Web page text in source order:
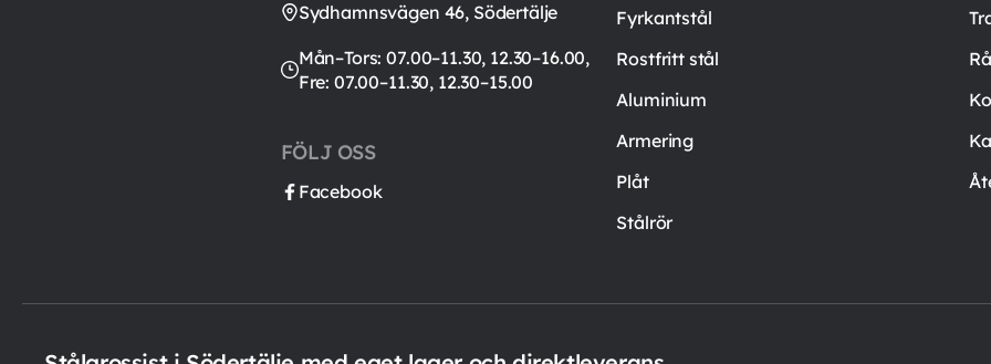
Sydhamnsvägen 46, Södertälje
Mån–Tors: 07.00–11.30, 12.30–16.00,
Fre: 07.00–11.30, 12.30–15.00
FÖLJ OSS
Facebook
Fyrkantstål
Rostfritt stål
Aluminium
Armering
Plåt
Stålrör